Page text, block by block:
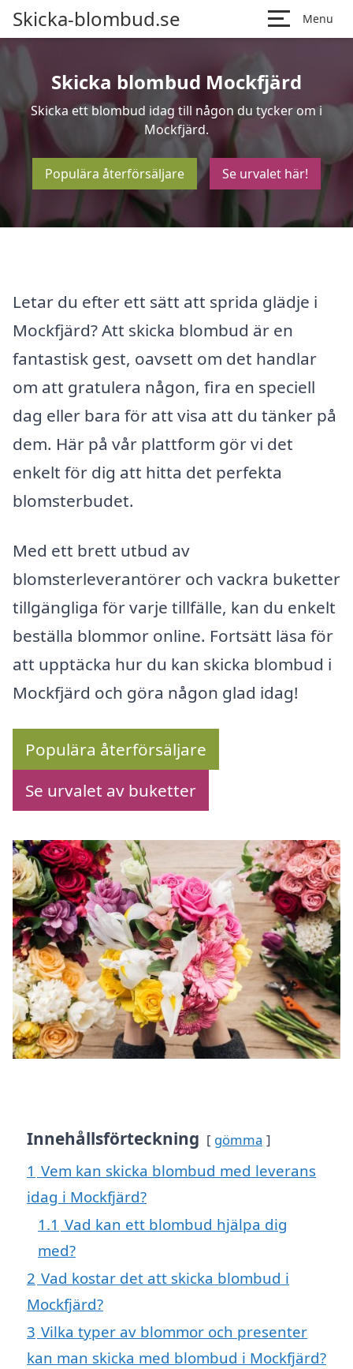
Skicka-blombud.se Menu
Skicka blombud Mockfjärd
Skicka ett blombud idag till någon du tycker om i
Mockfjärd.
Populära återförsäljare Se urvalet här!
Letar du efter ett sätt att sprida glädje i
Mockfjärd? Att skicka blombud är en
fantastisk gest, oavsett om det handlar
om att gratulera någon, fira en speciell
dag eller bara för att visa att du tänker på
dem. Här på vår plattform gör vi det
enkelt för dig att hitta det perfekta
blomsterbudet.
Med ett brett utbud av
blomsterleverantörer och vackra buketter
tillgängliga för varje tillfälle, kan du enkelt
beställa blommor online. Fortsätt läsa för
att upptäcka hur du kan skicka blombud i
Mockfjärd och göra någon glad idag!
Populära återförsäljare
Se urvalet av buketter
Innehållsförteckning gömma
1 Vem kan skicka blombud med leverans
idag i Mockfjärd?
1.1 Vad kan ett blombud hjälpa dig
med?
2 Vad kostar det att skicka blombud i
Mockfjärd?
3 Vilka typer av blommor och presenter
kan man skicka med blombud i Mockfjärd?